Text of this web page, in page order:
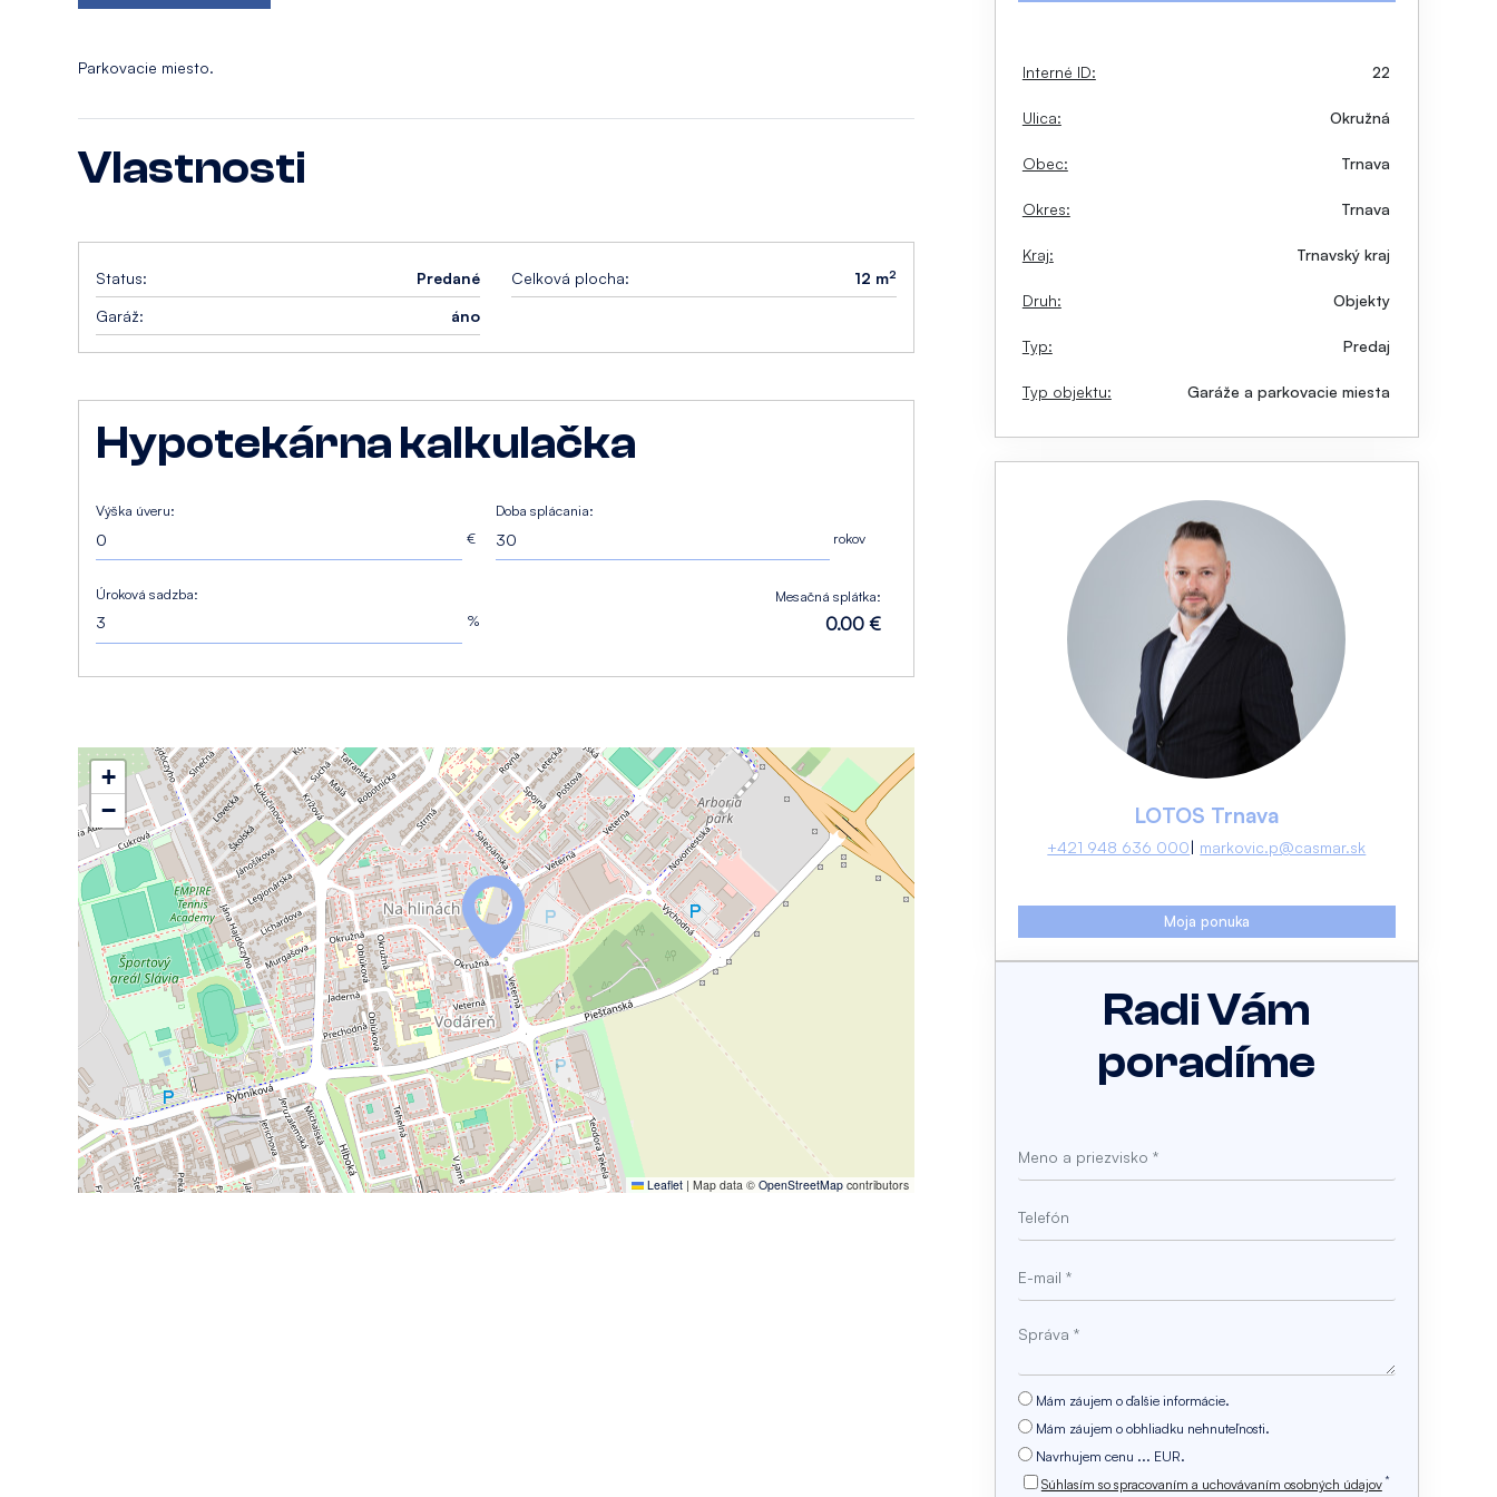
Parkovacie miesto.
Vlastnosti
Status:
Predané
Garáž:
áno
Celková plocha: 12 m2
Hypotekárna kalkulačka
Výška úveru:
€
Doba splácania:
rokov
Úroková sadzba:
%
Mesačná splátka:
0.00 €
+
−
Leaflet | Map data © OpenStreetMapcontributors
Interné ID: 22
Ulica: Okružná
Obec: Trnava
Okres: Trnava
Kraj: Trnavský kraj
Druh: Objekty
Typ: Predaj
Typ objektu: Garáže a parkovacie miesta
LOTOS Trnava
+421 948 636 000 markovic.p@casmar.sk
Moja ponuka
Radi Vám
poradíme
Mám záujem o ďalšie informácie.
Mám záujem o obhliadku nehnuteľnosti.
Navrhujem cenu ... EUR.
Súhlasím so spracovaním a uchovávaním osobných údajov *